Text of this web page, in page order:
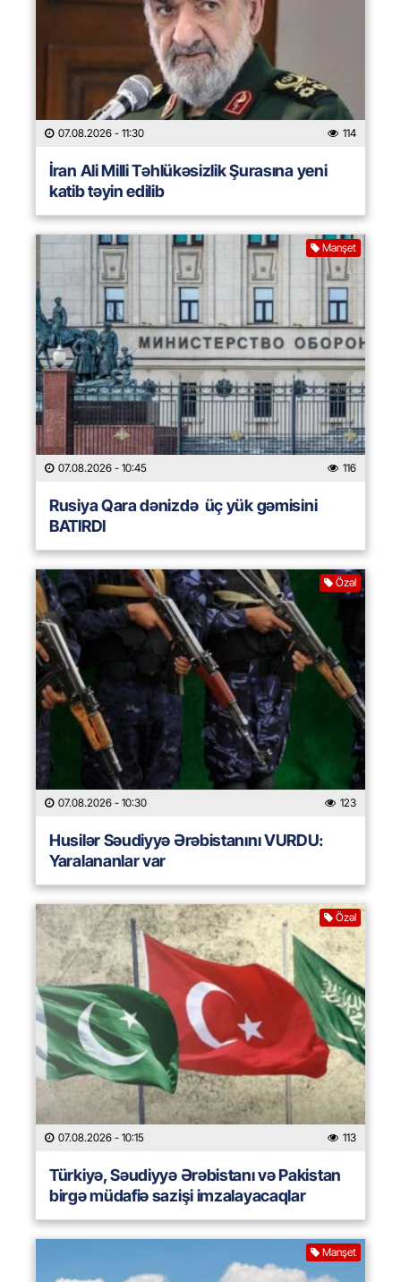
07.08.2026 - 11:30 114
İran Ali Milli Təhlükəsizlik Şurasına yeni
katib təyin edilib
Manşet
07.08.2026 - 10:45 116
Rusiya Qara dənizdə üç yük gəmisini
BATIRDI
Özəl
07.08.2026 - 10:30 123
Husilər Səudiyyə Ərəbistanını VURDU:
Yaralananlar var
Özəl
07.08.2026 - 10:15 113
Türkiyə, Səudiyyə Ərəbistanı və Pakistan
birgə müdafiə sazişi imzalayacaqlar
Manşet